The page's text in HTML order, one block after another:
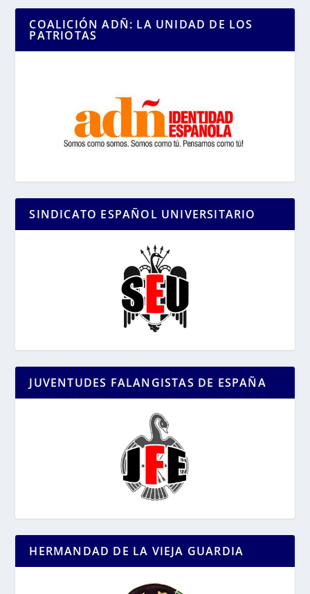
COALICIÓN ADÑ: LA UNIDAD DE LOS
PATRIOTAS
SINDICATO ESPAÑOL UNIVERSITARIO
JUVENTUDES FALANGISTAS DE ESPAÑA
HERMANDAD DE LA VIEJA GUARDIA